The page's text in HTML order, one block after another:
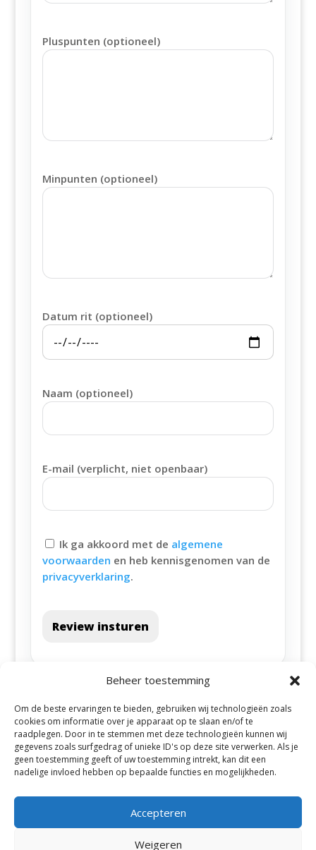
Beheer toestemming
Om de beste ervaringen te bieden, gebruiken wij technologieën zoals
cookies om informatie over je apparaat op te slaan en/of te
raadplegen. Door in te stemmen met deze technologieën kunnen wij
gegevens zoals surfgedrag of unieke ID's op deze site verwerken. Als je
geen toestemming geeft of uw toestemming intrekt, kan dit een
nadelige invloed hebben op bepaalde functies en mogelijkheden.
Accepteren
Weigeren
Pluspunten (optioneel)
Minpunten (optioneel)
Datum rit (optioneel)
Naam (optioneel)
E-mail (verplicht, niet openbaar)
Ik ga akkoord met de algemene
voorwaarden en heb kennisgenomen van de
privacyverklaring.
Review insturen
Alle steden